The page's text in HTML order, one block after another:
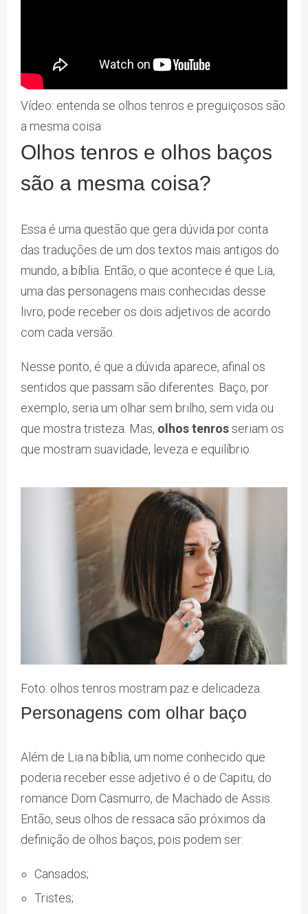
Vídeo: entenda se olhos tenros e preguiçosos são
a mesma coisa
Olhos tenros e olhos baços
são a mesma coisa?
Essa é uma questão que gera dúvida por conta
das traduções de um dos textos mais antigos do
mundo, a bíblia. Então, o que acontece é que Lia,
uma das personagens mais conhecidas desse
livro, pode receber os dois adjetivos de acordo
com cada versão.
Nesse ponto, é que a dúvida aparece, afinal os
sentidos que passam são diferentes. Baço, por
exemplo, seria um olhar sem brilho, sem vida ou
que mostra tristeza. Mas, olhos tenrosseriam os
que mostram suavidade, leveza e equilíbrio.
Foto: olhos tenros mostram paz e delicadeza.
Personagens com olhar baço
Além de Lia na bíblia, um nome conhecido que
poderia receber esse adjetivo é o de Capitu, do
romance Dom Casmurro, de Machado de Assis.
Então, seus olhos de ressaca são próximos da
definição de olhos baços, pois podem ser:
Cansados;
Tristes;